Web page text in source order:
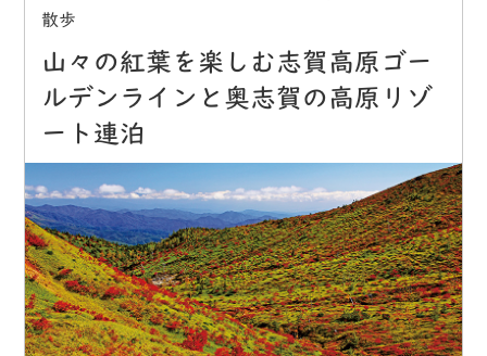
散歩
山々の紅葉を楽しむ志賀高原ゴー
ルデンラインと奥志賀の高原リゾ
ート連泊